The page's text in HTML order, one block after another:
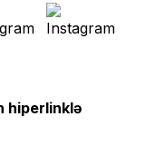
hiperlinklə